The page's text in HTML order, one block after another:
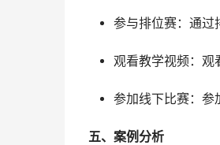
参与排位赛：通过
观看教学视频：观
参加线下比赛：参
五、案例分析